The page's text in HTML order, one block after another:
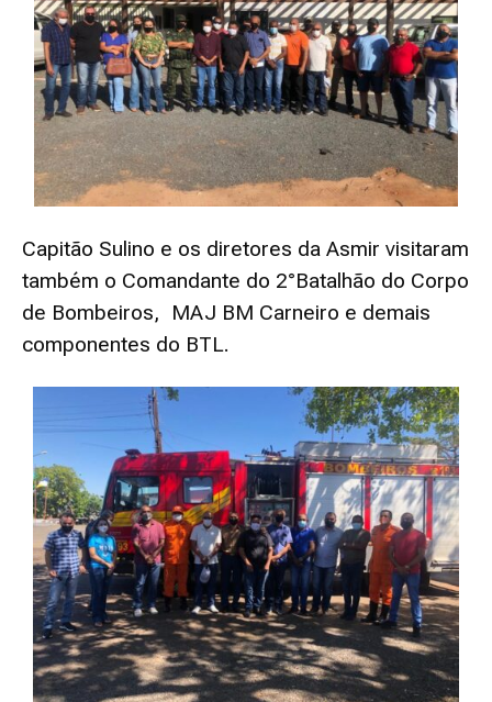
Capitão Sulino e os diretores da Asmir visitaram
também o Comandante do 2°Batalhão do Corpo
de Bombeiros, MAJ BM Carneiro e demais
componentes do BTL.